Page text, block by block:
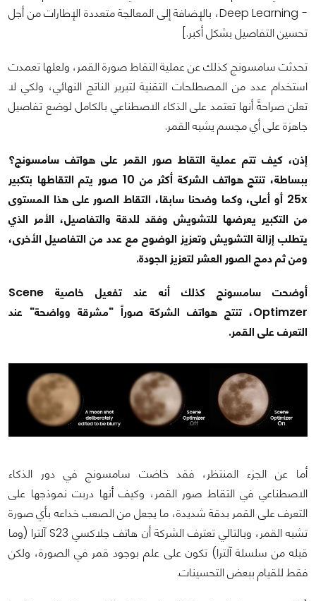
- Deep Learning، بالإضافة إلى المعالجة متعددة الإطارات من أجل
تحسين التفاصيل بشكل أكبر.]
تحدثت سامسونج كذلك عن عملية التقاط صورة القمر، ولعلها تعمدت
استخدام عدد من المصطلحات التقنية لتبرير الناتج النهائي، ولكي لا
تعلن صراحةً أنها تعتمد على الذكاء الاصطناعي بالكامل لوضع تفاصيل
جاهزة على أي مجسم يشبه القمر.
إذن، كيف تتم عملية التقاط صور القمر على هواتف سامسونج؟
ببساطة، تنتج هواتف الشركة أكثر من 10 صور يتم التقاطها بتكبير
25x أو أعلى، وكما وضحنا سابقا، التقاط الصور على هذا المستوى
من التكبير يعرضها للتشويش وفقد للدقة والتفاصيل، الأمر الذي
يتطلب إزالة التشويش وتعزيز الوضوح مع عدد من التفاصيل الأخرى،
ومن ثم دمج الصور العشر لتعزيز الجودة.
أوضحت سامسونج كذلك أنه عند تفعيل خاصية Scene
Optimzer، تنتج هواتف الشركة صوراً "مشرقة وواضحة" عند
التعرف على القمر.
أما عن الجزء المنتظر، فقد خاضت سامسونج في دور الذكاء
الاصطناعي في التقاط صور القمر، وكيف أنها دربت نموذجها على
التعرف على القمر بدقة شديدة، ما يجعل من الصعب خداعه بأي صورة
تشبه القمر، وبالتالي تعترف الشركة أن هاتف جلاكسي S23 آلترا (وما
قبله من سلسلة آلترا) تكون على علم بوجود قمر في الصورة، ولكن
فقط للقيام ببعض التحسينات.